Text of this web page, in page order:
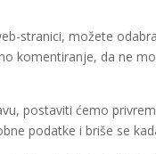
stranici, možete
komentiranje, da ne
postaviti ćemo
podatke i briše se